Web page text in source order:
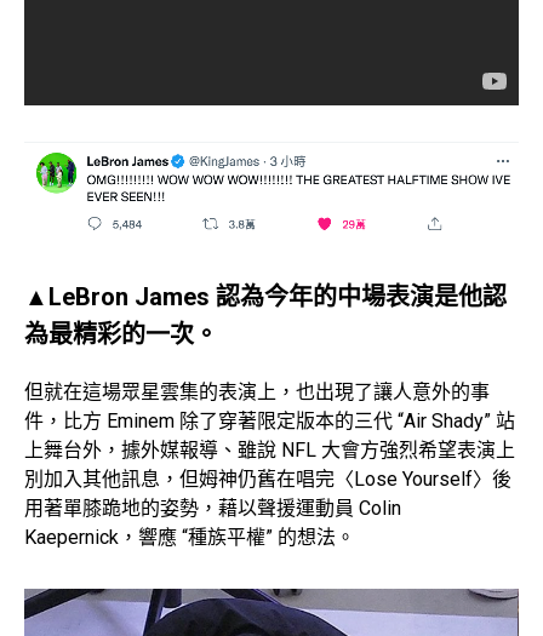
▲LeBron James 認為今年的中場表演是他認
為最精彩的一次。
但就在這場眾星雲集的表演上，也出現了讓人意外的事
件，比方 Eminem 除了穿著限定版本的三代 “Air Shady” 站
上舞台外，據外媒報導、雖說 NFL 大會方強烈希望表演上
別加入其他訊息，但姆神仍舊在唱完〈Lose Yourself〉後
用著單膝跪地的姿勢，藉以聲援運動員 Colin
Kaepernick，響應 “種族平權” 的想法。